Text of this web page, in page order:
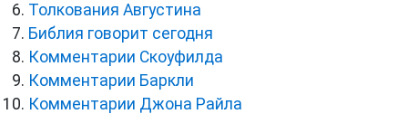
Толкования Августина
Библия говорит сегодня
Комментарии Скоуфилда
Комментарии Баркли
Комментарии Джона Райла